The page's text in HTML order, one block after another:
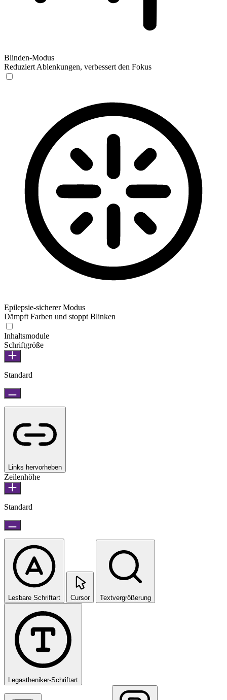
Blinden-Modus
Reduziert Ablenkungen, verbessert den Fokus
Epilepsie-sicherer Modus
Dämpft Farben und stoppt Blinken
Inhaltsmodule
Schriftgröße
Standard
Links hervorheben
Zeilenhöhe
Standard
Lesbare Schriftart Cursor Textvergrößerung
Legastheniker-Schriftart